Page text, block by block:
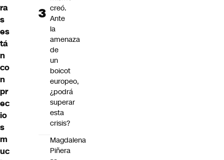
ra
s
es
tá
n
co
n
pr
ec
io
s
m
uc
creó.
Ante
la
amenaza
de
un
boicot
europeo,
¿podrá
superar
esta
crisis?
Magdalena
Piñera